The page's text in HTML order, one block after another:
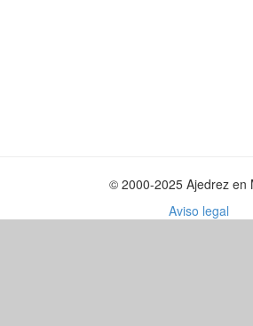
© 2000-2025 Ajedrez en
Aviso legal